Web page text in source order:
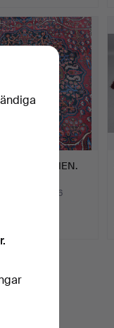
MATTA PERSIEN.
24 mar 2016